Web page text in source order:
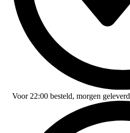
Voor 22:00 besteld, morgen geleverd